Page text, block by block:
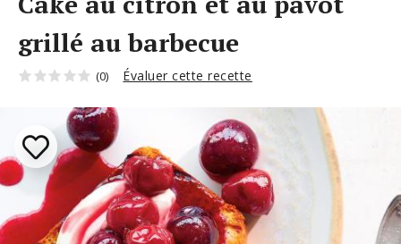
grillé au barbecue
(0) Évaluer cette recette